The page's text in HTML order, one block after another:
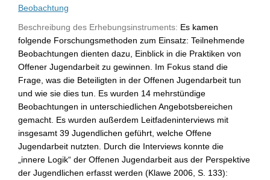
Beobachtung
Beschreibung des Erhebungsinstruments: Es kamen
folgende Forschungsmethoden zum Einsatz: Teilnehmende
Beobachtungen dienten dazu, Einblick in die Praktiken von
Offener Jugendarbeit zu gewinnen. Im Fokus stand die
Frage, was die Beteiligten in der Offenen Jugendarbeit tun
und wie sie dies tun. Es wurden 14 mehrstündige
Beobachtungen in unterschiedlichen Angebotsbereichen
gemacht. Es wurden außerdem Leitfadeninterviews mit
insgesamt 39 Jugendlichen geführt, welche Offene
Jugendarbeit nutzten. Durch die Interviews konnte die
„innere Logik“ der Offenen Jugendarbeit aus der Perspektive
der Jugendlichen erfasst werden (Klawe 2006, S. 133):